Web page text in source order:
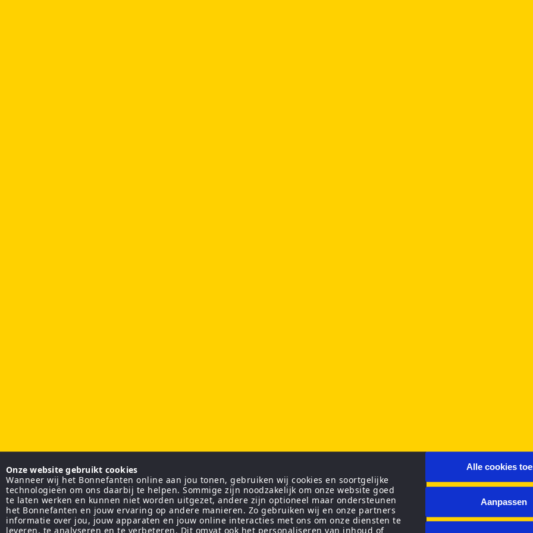
Onze website gebruikt cookies
Wanneer wij het Bonnefanten online aan jou tonen, gebruiken wij cookies en soortgelijke
technologieën om ons daarbij te helpen. Sommige zijn noodzakelijk om onze website goed
te laten werken en kunnen niet worden uitgezet, andere zijn optioneel maar ondersteunen
het Bonnefanten en jouw ervaring op andere manieren. Zo gebruiken wij en onze partners
informatie over jou, jouw apparaten en jouw online interacties met ons om onze diensten te
leveren, te analyseren en te verbeteren. Dit omvat ook het personaliseren van inhoud of
Alle cookies
Aanpassen